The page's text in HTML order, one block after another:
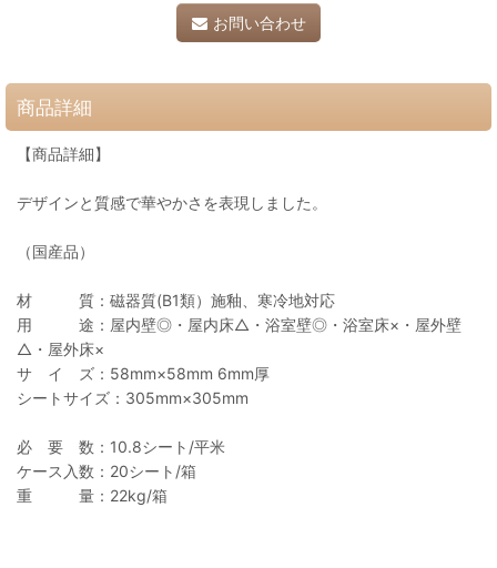
お問い合わせ
商品詳細
【商品詳細】
デザインと質感で華やかさを表現しました。
（国産品）
材 質：磁器質(B1類）施釉、寒冷地対応
用 途：屋内壁◎・屋内床△・浴室壁◎・浴室床×・屋外壁
△・屋外床×
サ イ ズ：58mm×58mm 6mm厚
シートサイズ：305mm×305mm
必 要 数：10.8シート/平米
ケース入数：20シート/箱
重 量：22kg/箱